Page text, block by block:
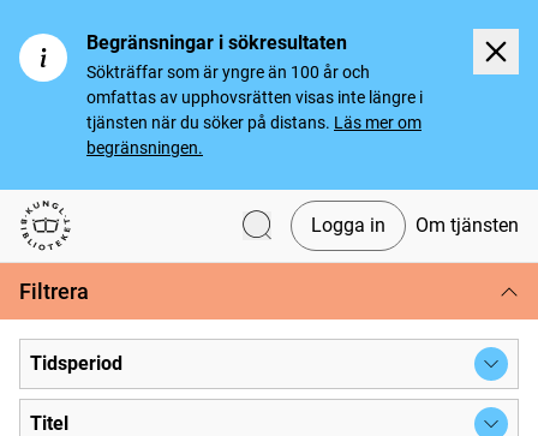
Begränsningar i sökresultaten
Sökträffar som är yngre än 100 år och
omfattas av upphovsrätten visas inte längre i
tjänsten när du söker på distans. Läs mer om
begränsningen.
Svenska tidningar
Logga in Om tjänsten
Filtrera
Tidsperiod
Titel